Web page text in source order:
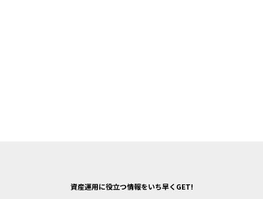
資産運用に役立つ情報をいち早くGET!